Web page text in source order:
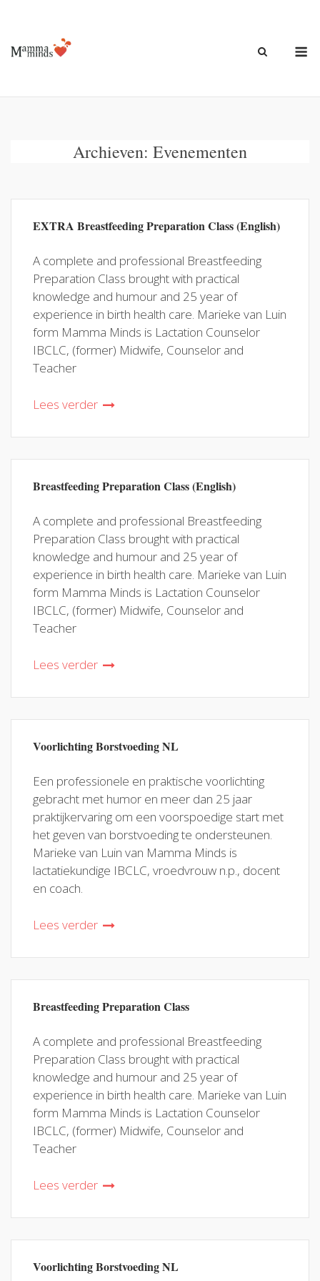
de
inhoud
Archieven: Evenementen
EXTRA Breastfeeding Preparation Class (English)
A complete and professional Breastfeeding
Preparation Class brought with practical
knowledge and humour and 25 year of
experience in birth health care. Marieke van Luin
form Mamma Minds is Lactation Counselor
IBCLC, (former) Midwife, Counselor and
Teacher
Lees verder
Breastfeeding Preparation Class (English)
A complete and professional Breastfeeding
Preparation Class brought with practical
knowledge and humour and 25 year of
experience in birth health care. Marieke van Luin
form Mamma Minds is Lactation Counselor
IBCLC, (former) Midwife, Counselor and
Teacher
Lees verder
Voorlichting Borstvoeding NL
Een professionele en praktische voorlichting
gebracht met humor en meer dan 25 jaar
praktijkervaring om een voorspoedige start met
het geven van borstvoeding te ondersteunen.
Marieke van Luin van Mamma Minds is
lactatiekundige IBCLC, vroedvrouw n.p., docent
en coach.
Lees verder
Breastfeeding Preparation Class
A complete and professional Breastfeeding
Preparation Class brought with practical
knowledge and humour and 25 year of
experience in birth health care. Marieke van Luin
form Mamma Minds is Lactation Counselor
IBCLC, (former) Midwife, Counselor and
Teacher
Lees verder
Voorlichting Borstvoeding NL